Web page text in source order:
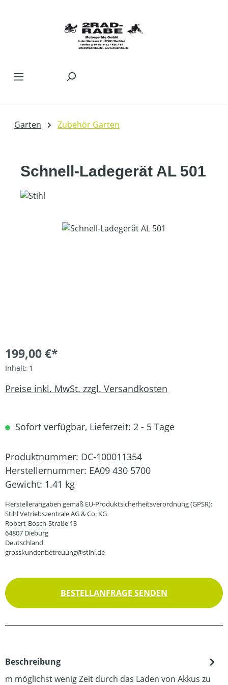
Garten Zubehör Garten
Schnell-Ladegerät AL 501
Bildergalerie überspringen
199,00 €*
Inhalt: 1
Preise inkl. MwSt. zzgl. Versandkosten
Sofort verfügbar, Lieferzeit: 2 - 5 Tage
Produktnummer: DC-100011354
Herstellernummer: EA09 430 5700
Gewicht: 1.41 kg
Herstellerangaben gemäß EU-Produktsicherheitsverordnung (GPSR):
Stihl Vetriebszentrale AG & Co. KG
Robert-Bosch-Straße 13
64807 Dieburg
Deutschland
grosskundenbetreuung@stihl.de
BESTELLANFRAGE SENDEN
Beschreibung
m möglichst wenig Zeit durch das Laden von Akkus zu